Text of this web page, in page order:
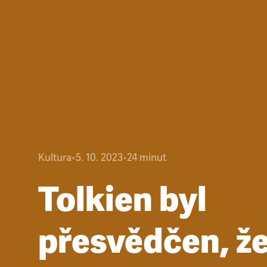
Kultura•5. 10. 2023•24 minut
Tolkien byl
přesvědčen,